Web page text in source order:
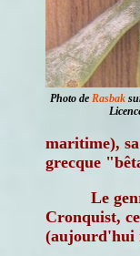
Photo de Rasbak
maritime),
grecque
Le
Cronquist,
(aujourd'hui